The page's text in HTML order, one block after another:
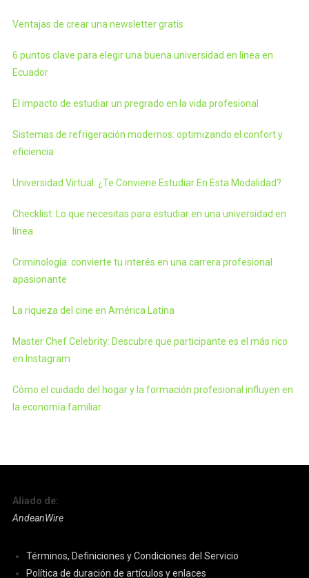
Ventajas de crear una newsletter gratis
6 puntos clave para elegir una buena universidad en línea en
Ecuador
El impacto de estudiar un pregrado en la vida profesional
Sistemas de refrigeración modernos: optimizando el confort y
eficiencia
Universidad Virtual: ¿Te Conviene Estudiar En Esta Modalidad?
Checklist: Lo que necesitas para estudiar en una universidad en
línea
Criminología: convierte tu interés en una carrera profesional
apasionante
La riqueza del cine en América Latina
Master Chef Celebrity: Descubre que participante es el más rico
en Instagram
Cómo el cuidado del hogar y la formación profesional influyen en
la economía familiar
Aliado de:
AndeanWire
Términos, Definiciones y Condiciones del Servicio
Política de duración de artículos y enlaces